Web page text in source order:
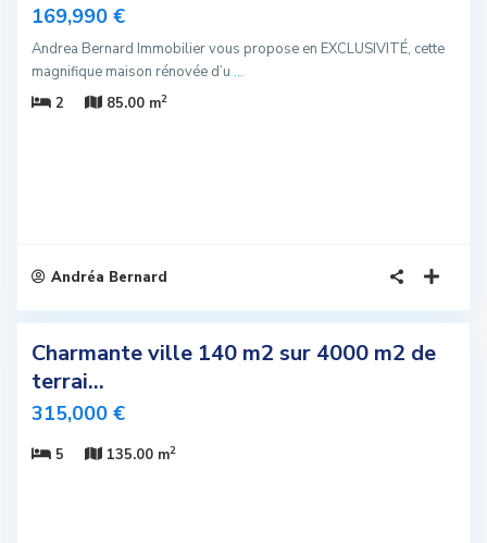
169,990 €
Andrea Bernard Immobilier vous propose en EXCLUSIVITÉ, cette
magnifique maison rénovée d’u ...
2
85.00 m2
Andréa Bernard
Charmante ville 140 m2 sur 4000 m2 de
terrai...
315,000 €
5 135.00 m2